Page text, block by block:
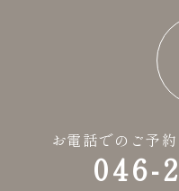
お電話でのご予
046-